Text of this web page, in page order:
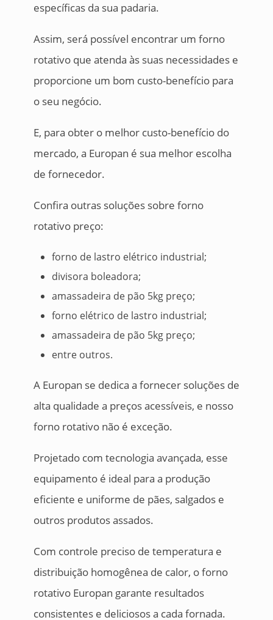
específicas da sua padaria.
Assim, será possível encontrar um forno
rotativo que atenda às suas necessidades e
proporcione um bom custo-benefício para
o seu negócio.
E, para obter o melhor custo-benefício do
mercado, a Europan é sua melhor escolha
de fornecedor.
Confira outras soluções sobre forno
rotativo preço:
forno de lastro elétrico industrial;
divisora boleadora;
amassadeira de pão 5kg preço;
forno elétrico de lastro industrial;
amassadeira de pão 5kg preço;
entre outros.
A Europan se dedica a fornecer soluções de
alta qualidade a preços acessíveis, e nosso
forno rotativo não é exceção.
Projetado com tecnologia avançada, esse
equipamento é ideal para a produção
eficiente e uniforme de pães, salgados e
outros produtos assados.
Com controle preciso de temperatura e
distribuição homogênea de calor, o forno
rotativo Europan garante resultados
consistentes e deliciosos a cada fornada.